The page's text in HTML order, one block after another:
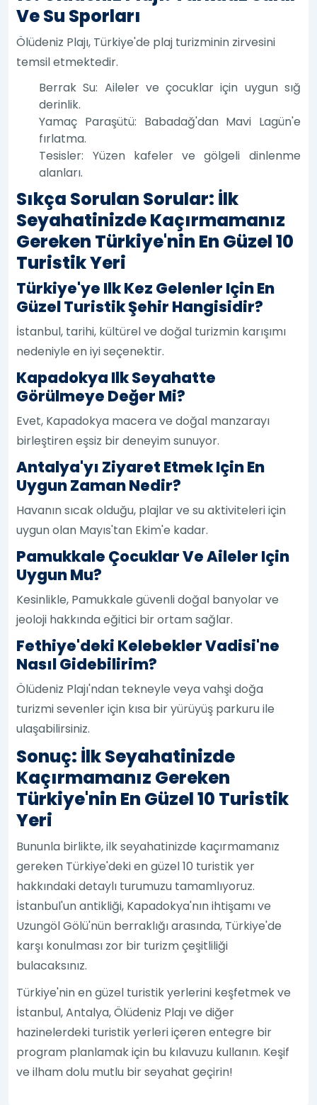
Ve Su Sporları
Ölüdeniz Plajı, Türkiye'de plaj turizminin zirvesini
temsil etmektedir.
Berrak Su: Aileler ve çocuklar için uygun sığ
derinlik.
Yamaç Paraşütü: Babadağ'dan Mavi Lagün'e
fırlatma.
Tesisler: Yüzen kafeler ve gölgeli dinlenme
alanları.
Sıkça Sorulan Sorular: İlk
Seyahatinizde Kaçırmamanız
Gereken Türkiye'nin En Güzel 10
Turistik Yeri
Türkiye'ye Ilk Kez Gelenler Için En
Güzel Turistik Şehir Hangisidir?
İstanbul, tarihi, kültürel ve doğal turizmin karışımı
nedeniyle en iyi seçenektir.
Kapadokya Ilk Seyahatte
Görülmeye Değer Mi?
Evet, Kapadokya macera ve doğal manzarayı
birleştiren eşsiz bir deneyim sunuyor.
Antalya'yı Ziyaret Etmek Için En
Uygun Zaman Nedir?
Havanın sıcak olduğu, plajlar ve su aktiviteleri için
uygun olan Mayıs'tan Ekim'e kadar.
Pamukkale Çocuklar Ve Aileler Için
Uygun Mu?
Kesinlikle, Pamukkale güvenli doğal banyolar ve
jeoloji hakkında eğitici bir ortam sağlar.
Fethiye'deki Kelebekler Vadisi'ne
Nasıl Gidebilirim?
Ölüdeniz Plajı'ndan tekneyle veya vahşi doğa
turizmi sevenler için kısa bir yürüyüş parkuru ile
ulaşabilirsiniz.
Sonuç: İlk Seyahatinizde
Kaçırmamanız Gereken
Türkiye'nin En Güzel 10 Turistik
Yeri
Bununla birlikte, ilk seyahatinizde kaçırmamanız
gereken Türkiye'deki en güzel 10 turistik yer
hakkındaki detaylı turumuzu tamamlıyoruz.
İstanbul'un antikliği, Kapadokya'nın ihtişamı ve
Uzungöl Gölü'nün berraklığı arasında, Türkiye'de
karşı konulması zor bir turizm çeşitliliği
bulacaksınız.
Türkiye'nin en güzel turistik yerlerini keşfetmek ve
İstanbul, Antalya, Ölüdeniz Plajı ve diğer
hazinelerdeki turistik yerleri içeren entegre bir
program planlamak için bu kılavuzu kullanın. Keşif
ve ilham dolu mutlu bir seyahat geçirin!